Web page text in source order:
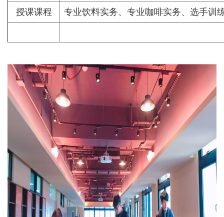
授课课程 专业饮料实务、专业咖啡实务、选手训